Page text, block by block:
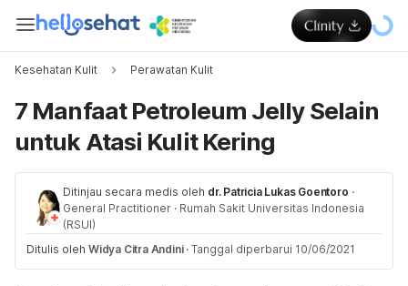
Kesehatan Kulit Perawatan Kulit
7 Manfaat Petroleum Jelly Selain
untuk Atasi Kulit Kering
Ditinjau secara medis oleh dr. Patricia Lukas Goentoro ·
General Practitioner · Rumah Sakit Universitas Indonesia
(RSUI)
Ditulis oleh Widya Citra Andini · Tanggal diperbarui 10/06/2021